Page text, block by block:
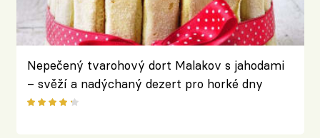
Nepečený tvarohový dort Malakov s jahodami
– svěží a nadýchaný dezert pro horké dny